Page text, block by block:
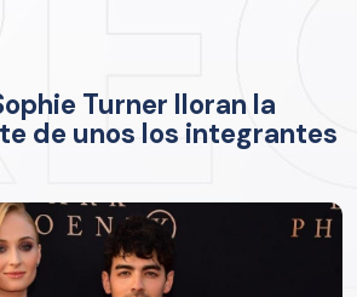
Turner lloran la
de unos los integrantes